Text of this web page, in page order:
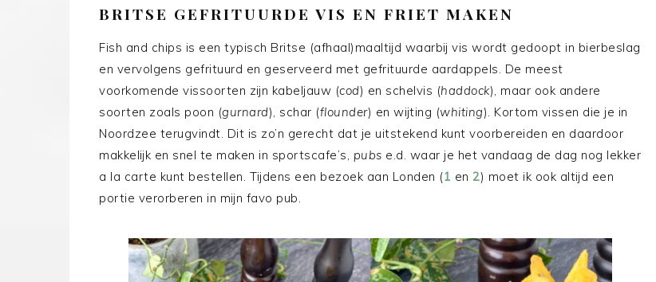
BRITSE GEFRITUURDE VIS EN FRIET MAKEN
Fish and chips is een typisch Britse (afhaal)maaltijd waarbij vis wordt gedoopt in bierbeslag
en vervolgens gefrituurd en geserveerd met gefrituurde aardappels. De meest
voorkomende vissoorten zijn kabeljauw (cod) en schelvis (haddock), maar ook andere
soorten zoals poon (gurnard), schar (flounder) en wijting (whiting). Kortom vissen die je in
Noordzee terugvindt. Dit is zo’n gerecht dat je uitstekend kunt voorbereiden en daardoor
makkelijk en snel te maken in sportscafe’s, pubs e.d. waar je het vandaag de dag nog lekker
a la carte kunt bestellen. Tijdens een bezoek aan Londen (1 en 2) moet ik ook altijd een
portie verorberen in mijn favo pub.